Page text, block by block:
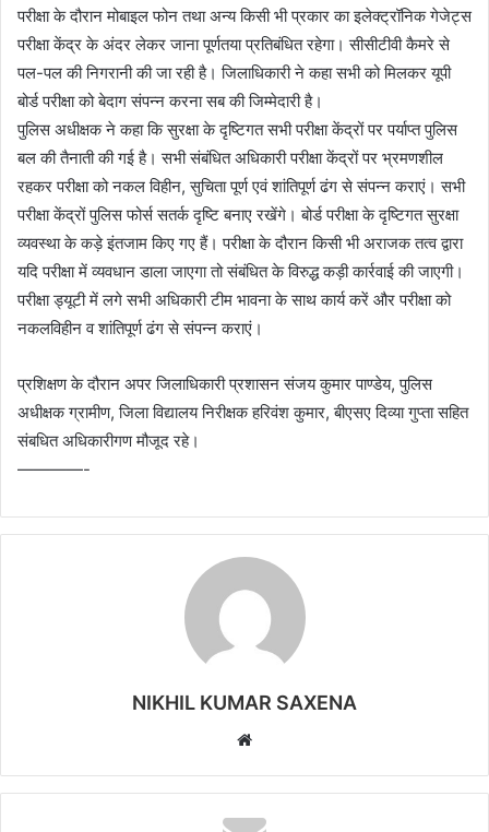
परीक्षा के दौरान मोबाइल फोन तथा अन्य किसी भी प्रकार का इलेक्ट्रॉनिक गेजेट्स
परीक्षा केंद्र के अंदर लेकर जाना पूर्णतया प्रतिबंधित रहेगा। सीसीटीवी कैमरे से
पल-पल की निगरानी की जा रही है। जिलाधिकारी ने कहा सभी को मिलकर यूपी
बोर्ड परीक्षा को बेदाग संपन्न करना सब की जिम्मेदारी है।
पुलिस अधीक्षक ने कहा कि सुरक्षा के दृष्टिगत सभी परीक्षा केंद्रों पर पर्याप्त पुलिस
बल की तैनाती की गई है। सभी संबंधित अधिकारी परीक्षा केंद्रों पर भ्रमणशील
रहकर परीक्षा को नकल विहीन, सुचिता पूर्ण एवं शांतिपूर्ण ढंग से संपन्न कराएं। सभी
परीक्षा केंद्रों पुलिस फोर्स सतर्क दृष्टि बनाए रखेंगे। बोर्ड परीक्षा के दृष्टिगत सुरक्षा
व्यवस्था के कड़े इंतजाम किए गए हैं। परीक्षा के दौरान किसी भी अराजक तत्व द्वारा
यदि परीक्षा में व्यवधान डाला जाएगा तो संबंधित के विरुद्ध कड़ी कार्रवाई की जाएगी।
परीक्षा ड्यूटी में लगे सभी अधिकारी टीम भावना के साथ कार्य करें और परीक्षा को
नकलविहीन व शांतिपूर्ण ढंग से संपन्न कराएं।
प्रशिक्षण के दौरान अपर जिलाधिकारी प्रशासन संजय कुमार पाण्डेय, पुलिस
अधीक्षक ग्रामीण, जिला विद्यालय निरीक्षक हरिवंश कुमार, बीएसए दिव्या गुप्ता सहित
संबधित अधिकारीगण मौजूद रहे।
————-
NIKHIL KUMAR SAXENA
b
s